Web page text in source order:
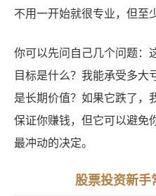
不用一开始就很专业，但至
你可以先问自己几个问题：
目标是什么？我能承受多大
是长期价值？如果它跌了，
保证你赚钱，但它可以避免
最冲动的决定。
股票投资新手